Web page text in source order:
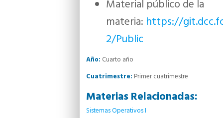
Material público de la
materia: https://
2/Public
Año: Cuarto año
Cuatrimestre: Primer cuatrimestre
Materias Relacionadas:
Sistemas Operativos I